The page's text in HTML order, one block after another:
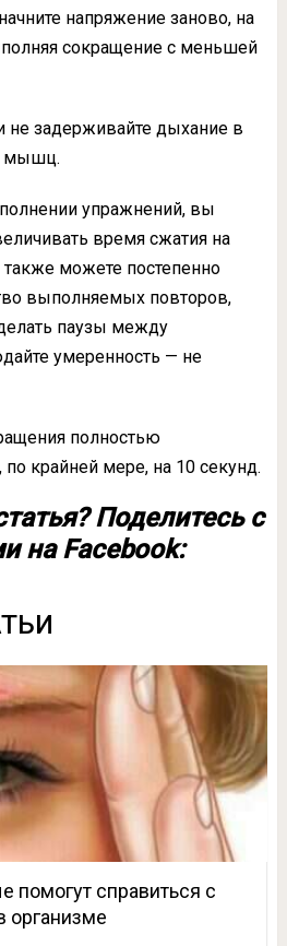
напряжение заново, на
сокращение с меньшей
не задерживайте дыхание в
мышц.
упражнений, вы
время сжатия на
можете постепенно
выполняемых повторов,
паузы между
умеренность — не
полностью
крайней мере, на 10 секунд.
Поделитесь с
на Facebook:
помогут справиться с
организме